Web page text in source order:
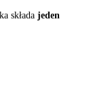
składa jeden